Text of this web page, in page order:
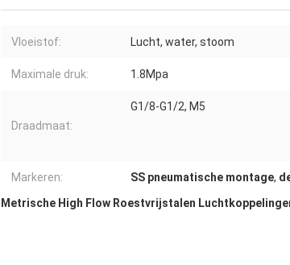
Vloeistof: Lucht, water, stoom
Maximale druk: 1.8Mpa
Draadmaat:
G1/8-G1/2, M5
Markeren: SS pneumatische montage,
Metrische High Flow Roestvrijstalen